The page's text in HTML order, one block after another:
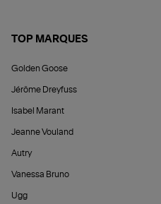
TOP MARQUES
Golden Goose
Jérôme Dreyfuss
Isabel Marant
Jeanne Vouland
Autry
Vanessa Bruno
Ugg